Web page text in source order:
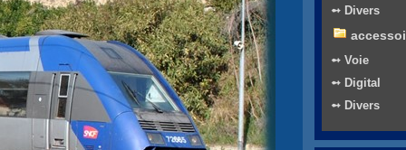
➻ Divers
➻ Voie
➻ Digital
➻ Divers